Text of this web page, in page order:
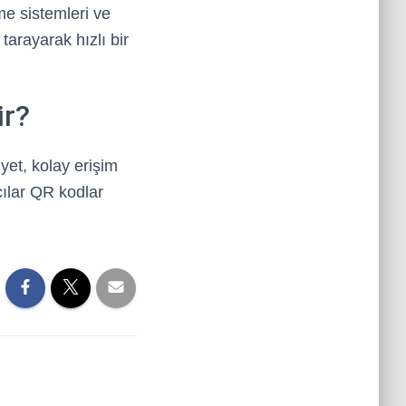
sistemleri ve
hızlı bir
kolay erişim
QR kodlar